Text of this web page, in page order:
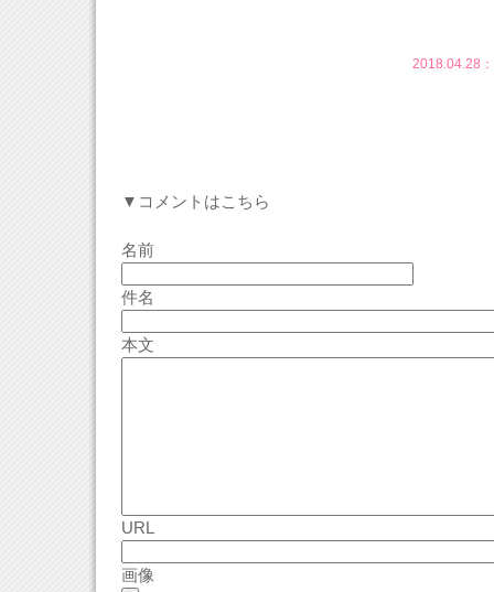
2018.04.28：
▼コメントはこちら
名前
件名
本文
URL
画像